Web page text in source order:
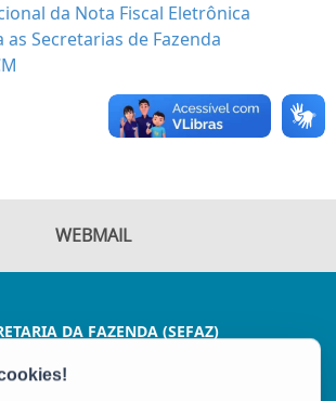
da Nota Fiscal Eletrônica
as Secretarias de Fazenda
WEBMAIL
DA FAZENDA (SEFAZ)
PARRA, 600 - ENSEADA DO SUÁ